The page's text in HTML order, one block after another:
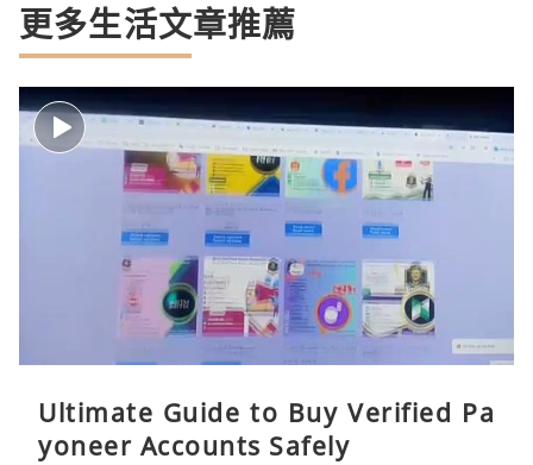
更多生活文章推薦
Ultimate Guide to Buy Verified Pa
yoneer Accounts Safely